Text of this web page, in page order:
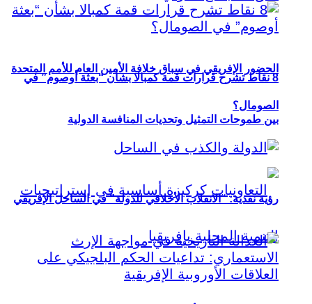
الحضور الإفريقي في سباق خلافة الأمين العام للأمم المتحدة
بين طموحات التمثيل وتحديات المنافسة الدولية
8 نقاط تشرح قرارات قمة كمبالا بشأن “بعثة أوصوم” في
الصومال؟
رؤية نقدية: “الانقلاب الأخلاقي للدولة” في الساحل الإفريقي